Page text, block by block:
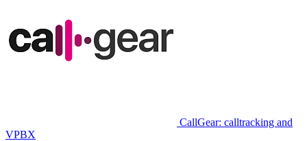
CallGear: calltracking and
VPBX